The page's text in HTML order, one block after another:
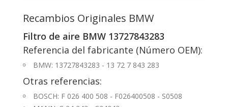
Recambios Originales BMW
Filtro de aire BMW 13727843283
Referencia del fabricante (Número OEM):
BMW: 13727843283 - 13 72 7 843 283
Otras referencias:
BOSCH: F 026 400 508 - F026400508 - S0508